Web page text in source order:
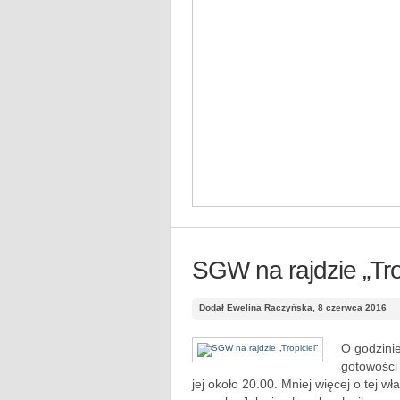
SGW na rajdzie
Dodał Ewelina Raczyńska, 8 czerwca 2016
O
jej około 20.00. Mniej więcej o tej